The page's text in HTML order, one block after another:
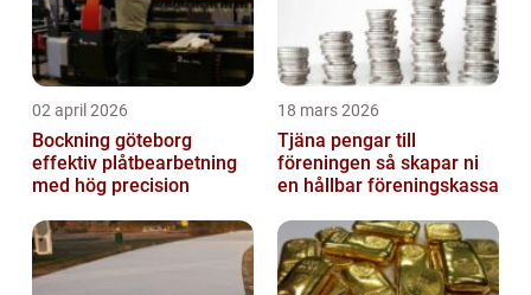
02 april 2026
Bockning göteborg
effektiv plåtbearbetning
med hög precision
18 mars 2026
Tjäna pengar till
föreningen så skapar ni
en hållbar föreningskassa